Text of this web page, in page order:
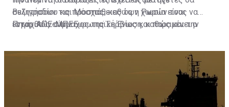
Βελιγραδίου και Μόσχας, καθώς η Ρωσία είναι
ιστορικός σύμμαχος της Σερβίας και παραμένει ο
συζητήσουν τις προσπάθειες των χωρών τους να
ενταχθούν στην Ευρωπαϊκή Ένωση, καθώς και την
Πηγή: ΑΠΕ-ΜΠΕ